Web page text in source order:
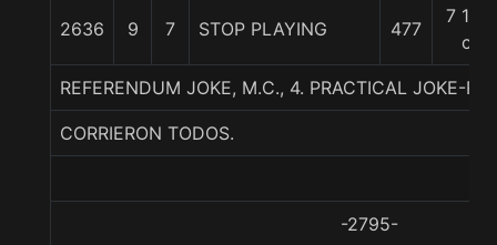
2636 9 7 STOP PLAYING 477
7 1/4
c
REFERENDUM JOKE, M.C., 4. PRACTICAL JOKE-
CORRIERON TODOS.
-2795-